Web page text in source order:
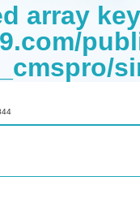
array